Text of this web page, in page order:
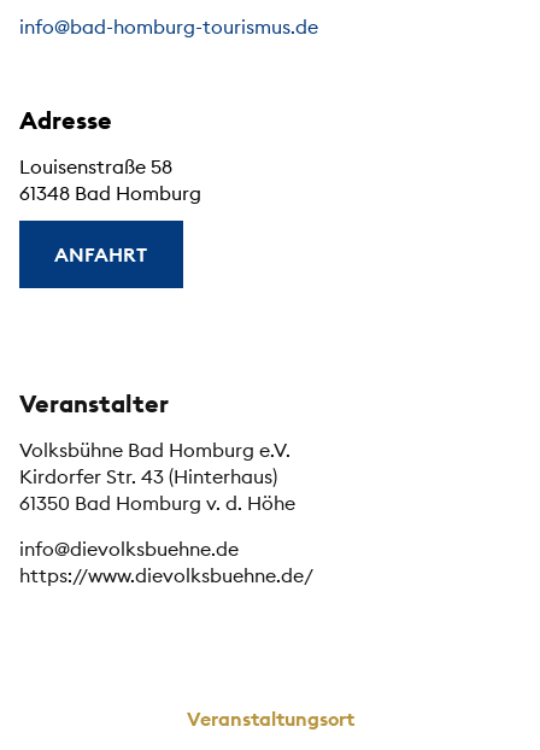
info@bad-homburg-tourismus.de
Adresse
Louisenstraße 58
61348 Bad Homburg
ANFAHRT
Veranstalter
Volksbühne Bad Homburg e.V.
Kirdorfer Str. 43 (Hinterhaus)
61350 Bad Homburg v. d. Höhe
info@dievolksbuehne.de
https://www.dievolksbuehne.de/
Veranstaltungsort